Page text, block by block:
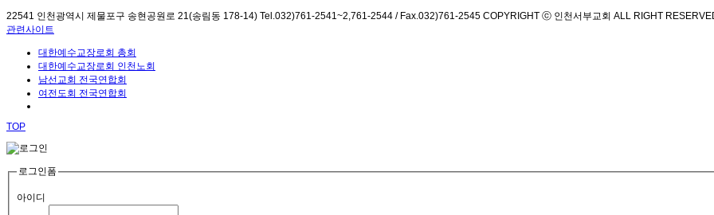
22541 인천광역시 제물포구 송현공원로 21(송림동 178-14) Tel.032)761-2541~2,761-2544 / Fax.032)761-2545 COPYRIGHT ⓒ 인천서부교회 ALL RIGHT
관련사이트
대한예수교장로회 총회
대한예수교장로회 인천노회
남선교회 전국연합회
여전도회 전국연합회
TOP
로그인폼
아이디